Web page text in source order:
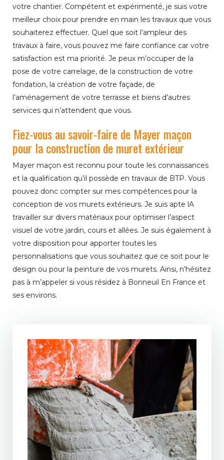
votre chantier. Compétent et expérimenté, je suis votre
meilleur choix pour prendre en main les travaux que vous
souhaiterez effectuer. Quel que soit l’ampleur des
travaux à faire, vous pouvez me faire confiance car votre
satisfaction est ma priorité. Je peux m’occuper de la
pose de votre carrelage, de la construction de votre
fondation, la création de votre façade, de
l’aménagement de votre terrasse et biens d’autres
services qui n’attendent que vous.
Fiez-vous au savoir-faire de Mayer maçon
pour la construction de muret extérieur
Mayer maçon est reconnu pour toute les connaissances
et la qualification qu’il possède en travaux de BTP. Vous
pouvez donc compter sur mes compétences pour la
conception de vos murets extérieurs. Je suis apte lA
travailler sur divers matériaux pour optimiser l’aspect
visuel de votre jardin, cours et allées. Je suis également à
votre disposition pour apporter toutes les
personnalisations que vous souhaitez que ce soit pour le
design ou pour la peinture de vos murets. Ainsi, n’hésitez
pas à m’appeler si vous résidez à Bonneuil En France et
ses environs.